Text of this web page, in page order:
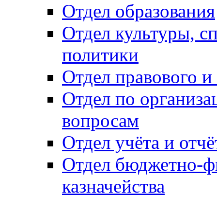
Отдел образования
Отдел культуры,
политики
Отдел правового
Отдел по
вопросам
Отдел учёта и
Отдел бюджетно-
казначейства